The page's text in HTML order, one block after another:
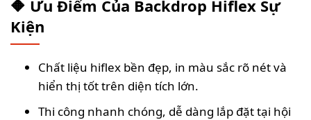
🔶 Ưu Điểm Của Backdrop Hiflex Sự
Kiện
Chất liệu hiflex bền đẹp, in màu sắc rõ nét và
hiển thị tốt trên diện tích lớn.
Thi công nhanh chóng, dễ dàng lắp đặt tại hội